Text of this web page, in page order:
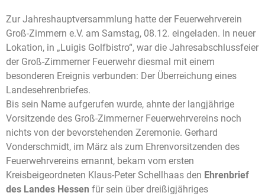
Zur Jahreshauptversammlung hatte der Feuerwehrverein
Groß-Zimmern e.V. am Samstag, 08.12. eingeladen. In neuer
Lokation, in „Luigis Golfbistro“, war die Jahresabschlussfeier
der Groß-Zimmerner Feuerwehr diesmal mit einem
besonderen Ereignis verbunden: Der Überreichung eines
Landesehrenbriefes.
Bis sein Name aufgerufen wurde, ahnte der langjährige
Vorsitzende des Groß-Zimmerner Feuerwehrvereins noch
nichts von der bevorstehenden Zeremonie. Gerhard
Vonderschmidt, im März als zum Ehrenvorsitzenden des
Feuerwehrvereins ernannt, bekam vom ersten
Kreisbeigeordneten Klaus-Peter Schellhaas den Ehrenbrief
des Landes Hessen für sein über dreißigjähriges